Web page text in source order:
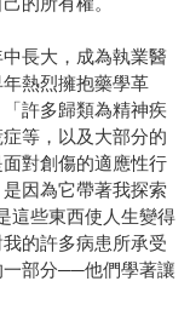
長大，成為執業醫
熱烈擁抱藥學革
許多歸類為精神疾
等，以及大部分的
對創傷的適應性行
因為它帶著我探索
這些東西使人生變得
的許多病患所承受
一部分──他們學著讓